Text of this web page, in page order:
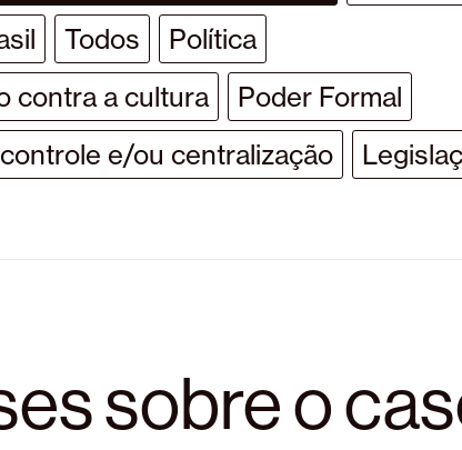
Todos
Política
contra a cultura
Poder Formal
e/ou centralização
sobre o